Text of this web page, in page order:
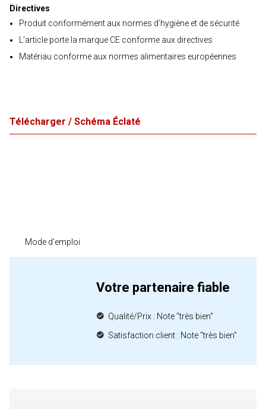
Directives
Produit conformément aux normes d’hygiène et de sécurité
L'article porte la marque CE conforme aux directives
Matériau conforme aux normes alimentaires européennes
Télécharger / Schéma Éclaté
Mode d'emploi
Votre partenaire fiable
Qualité/Prix : Note "très bien"
Satisfaction client : Note "très bien"